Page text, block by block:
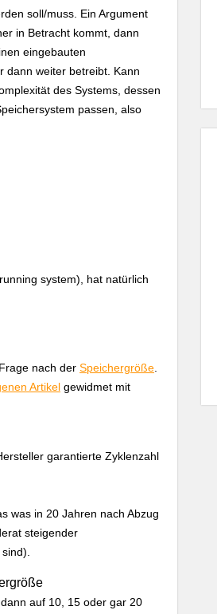
soll/muss. Ein Argument
in Betracht kommt, dann
eingebauten
dann weiter betreibt. Kann
des Systems, dessen
passen, also
system), hat natürlich
nach der Speichergröße
Artikel gewidmet mit
garantierte Zyklenzahl
was in 20 Jahren nach Abzug
steigender
auf 10, 15 oder gar 20